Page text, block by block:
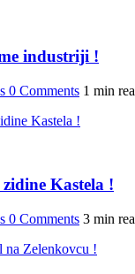
industriji !
0 Comments 1 min
Kastela !
0 Comments 3 min